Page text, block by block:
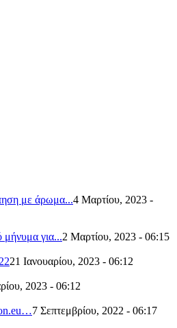
με άρωμα...4 Μαρτίου, 2023 -
μήνυμα για...2 Μαρτίου, 2023 - 06:15
21 Ιανουαρίου, 2023 - 06:12
2023 - 06:12
7 Σεπτεμβρίου, 2022 - 06:17